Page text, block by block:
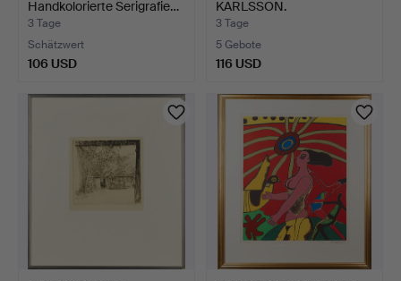
Handkolorierte Serigrafie…
3 Tage
Schätzwert
106 USD
KARLSSON.
Farblithografie, sig…
3 Tage
5 Gebote
116 USD